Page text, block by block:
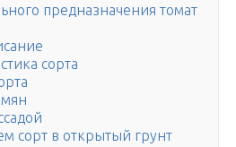
предназначения томат
сорта
сорт в открытый грунт